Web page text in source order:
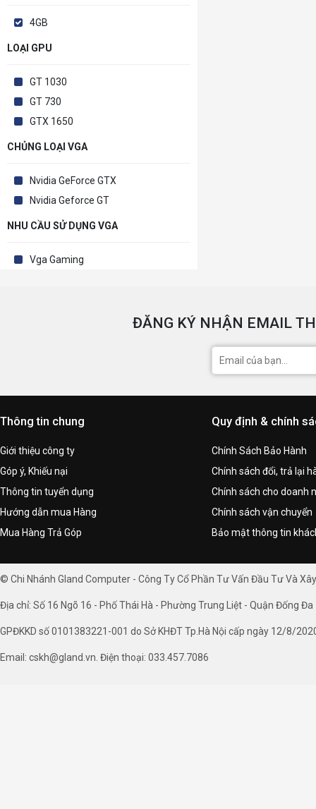
4GB
LOẠI GPU
GT 1030
GT 730
GTX 1650
CHỦNG LOẠI VGA
Nvidia GeForce GTX
Nvidia Geforce GT
NHU CẦU SỬ DỤNG VGA
Vga Gaming
ĐĂNG KÝ NHẬN EMAIL
Thông tin chung
Giới thiệu công ty
Góp ý, Khiếu nại
Thông tin tuyển dụng
Hướng dẫn mua Hàng
Mua Hàng Trả Góp
Quy định & chính
Chính Sách Bảo Hành
Chính sách đổi, trả lại
Chính sách cho doanh
Chính sách vận chuyển
Bảo mật thông tin
© Chi Nhánh Gland Computer - Công Ty Cổ Phần Tư Vấn Đầu Tư Và
Địa chỉ: Số 16 Ngõ 16 - Phố Thái Hà - Phường Trung Liệt - Quận Đống Đa
GPĐKKD số 0101383221-001 do Sở KHĐT Tp.Hà Nội cấp ngày 12/8/
Email: cskh@gland.vn. Điện thoại: 033.457.7086